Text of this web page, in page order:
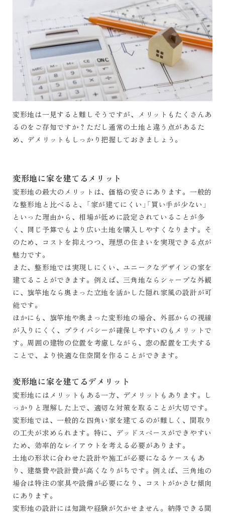
変形地は一見すると難しそうですが、メリットもたくさんあ
るのをご存知ですか？ただし通常の土地と違う点があるた
め、デメリットもしっかり把握しておきましょう。
変形地に家を建てるメリット
変形地の最大のメリットは、価格の安さにあります。一般的
な整形地と比べると、「家が建てにくい」「買い手が少ない」
といった理由から、相場が低めに設定されていることが多
く、同じ予算でもより広い土地を購入しやすくなります。そ
のため、コストを抑えつつ、理想の住まいを実現できる点が
魅力です。
また、整形地では実現しにくい、ユニークなデザインの家を
建てることができます。例えば、三角地ならシャープな外観
に、旗竿地なら奥まった立地を活かした隠れ家風の設計が可
能です。
ほかにも、旗竿地や奥まった変形地の場合、外部からの視線
が入りにくく、プライバシーが確保しやすいのもメリットで
す。周囲の建物の位置を考慮しながら、窓の配置を工夫する
ことで、より快適な住空間を作ることができます。
変形地に家を建てるデメリット
変形地にはメリットもある一方、デメリットもあります。し
っかりと理解した上で、適切な対策を取ることが大切です。
変形地では、一般的な四角い家を建てるのが難しく、間取り
の工夫が求められます。特に、デッドスペースができやすい
ため、効率的なレイアウトを考える必要があります。
土地の形状に合わせた設計や施工が必要になるケースもあ
り、建築費や設計費が高くなりがちです。例えば、三角地の
場合は特注の家具や設備が必要になり、コストがかさむ傾向
にあります。
変形地の設計には知識や経験が欠かせません。納得できる間